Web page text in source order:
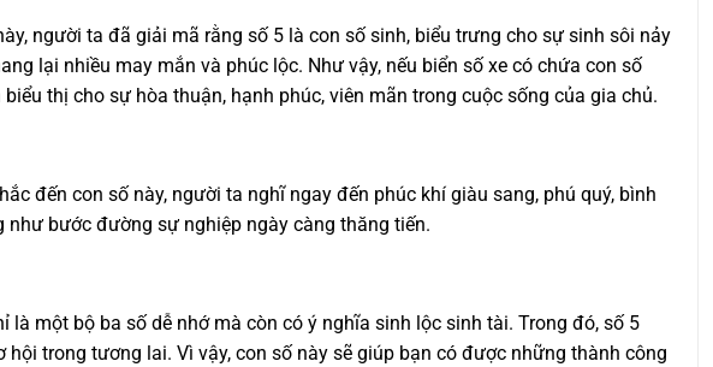
người ta đã giải mã rằng số 5 là con số sinh, biểu trưng cho sự sinh sôi nảy
lại nhiều may mắn và phúc lộc. Như vậy, nếu biển số xe có chứa con số
thị cho sự hòa thuận, hạnh phúc, viên mãn trong cuộc sống của gia chủ.
đến con số này, người ta nghĩ ngay đến phúc khí giàu sang, phú quý, bình
như bước đường sự nghiệp ngày càng thăng tiến.
một bộ ba số dễ nhớ mà còn có ý nghĩa sinh lộc sinh tài. Trong đó, số 5
trong tương lai. Vì vậy, con số này sẽ giúp bạn có được những thành công